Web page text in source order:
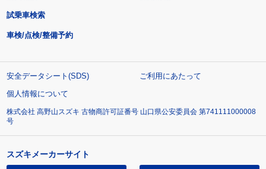
試乗車検索
車検/点検/整備予約
安全データシート(SDS)
ご利用にあたって
個人情報について
株式会社 高野山スズキ 古物商許可証番号 山口県公安委員会 第741111000008
号
スズキメーカーサイト